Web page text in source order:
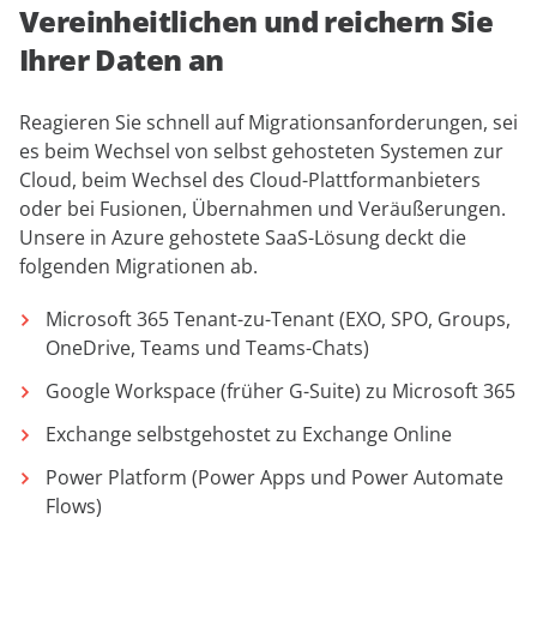
Vereinheitlichen und reichern Sie
Ihrer Daten an
Reagieren Sie schnell auf Migrationsanforderungen, sei
es beim Wechsel von selbst gehosteten Systemen zur
Cloud, beim Wechsel des Cloud-Plattformanbieters
oder bei Fusionen, Übernahmen und Veräußerungen.
Unsere in Azure gehostete SaaS-Lösung deckt die
folgenden Migrationen ab.
Microsoft 365 Tenant-zu-Tenant (EXO, SPO, Groups,
OneDrive, Teams und Teams-Chats)
Google Workspace (früher G-Suite) zu Microsoft 365
Exchange selbstgehostet zu Exchange Online
Power Platform (Power Apps und Power Automate
Flows)